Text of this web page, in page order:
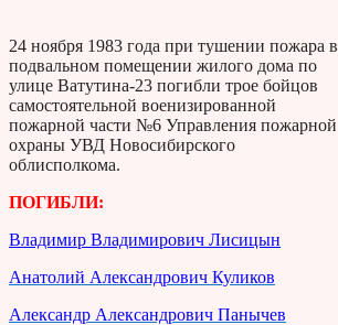
24 ноября 1983 года при тушении пожара в
подвальном помещении жилого дома по
улице Ватутина-23 погибли трое бойцов
самостоятельной военизированной
пожарной части №6 Управления пожарной
охраны УВД Новосибирского
облисполкома.
ПОГИБЛИ:
Владимир Владимирович Лисицын
Анатолий Александрович Куликов
Александр Александрович Панычев